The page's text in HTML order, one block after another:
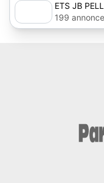
ETS JB
199